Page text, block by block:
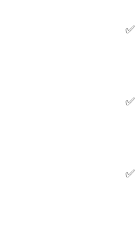
✅
✅
✅